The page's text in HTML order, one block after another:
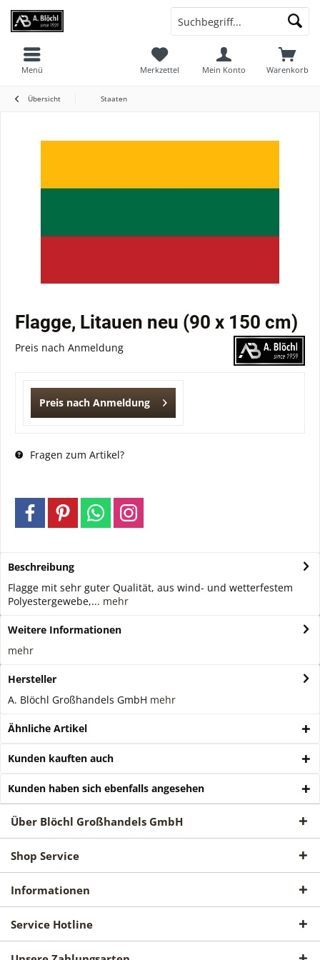
Warenkorb
Merkzettel Mein Konto
Menü
Übersicht Staaten
Flagge, Litauen neu (90 x 150 cm)
Preis nach Anmeldung
Preis nach Anmeldung
Fragen zum Artikel?
Beschreibung
Flagge mit sehr guter Qualität, aus wind- und wetterfestem
Polyestergewebe,... mehr
Weitere Informationen
mehr
Hersteller
A. Blöchl Großhandels GmbH mehr
Ähnliche Artikel
Kunden kauften auch
Kunden haben sich ebenfalls angesehen
Über Blöchl Großhandels GmbH
Shop Service
Informationen
Service Hotline